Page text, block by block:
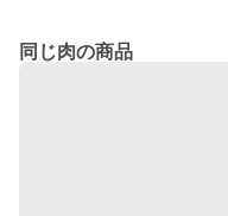
同じ肉の商品